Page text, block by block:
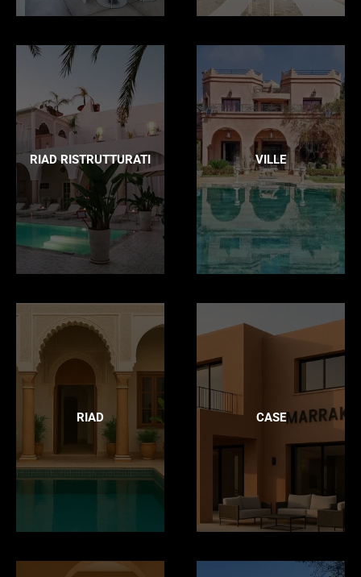
RIAD RISTRUTTURATI VILLE
RIAD CASE